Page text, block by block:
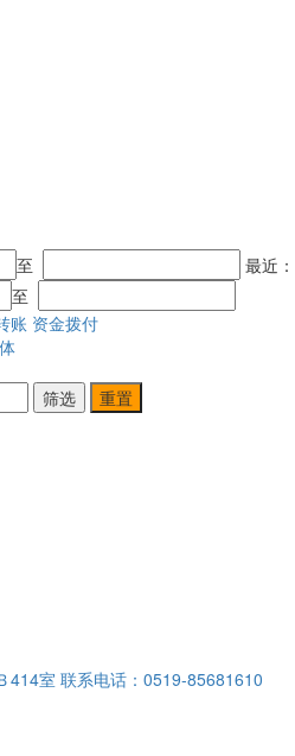
至
最近
至
账 资金拨付
414室 联系电话：0519-85681610